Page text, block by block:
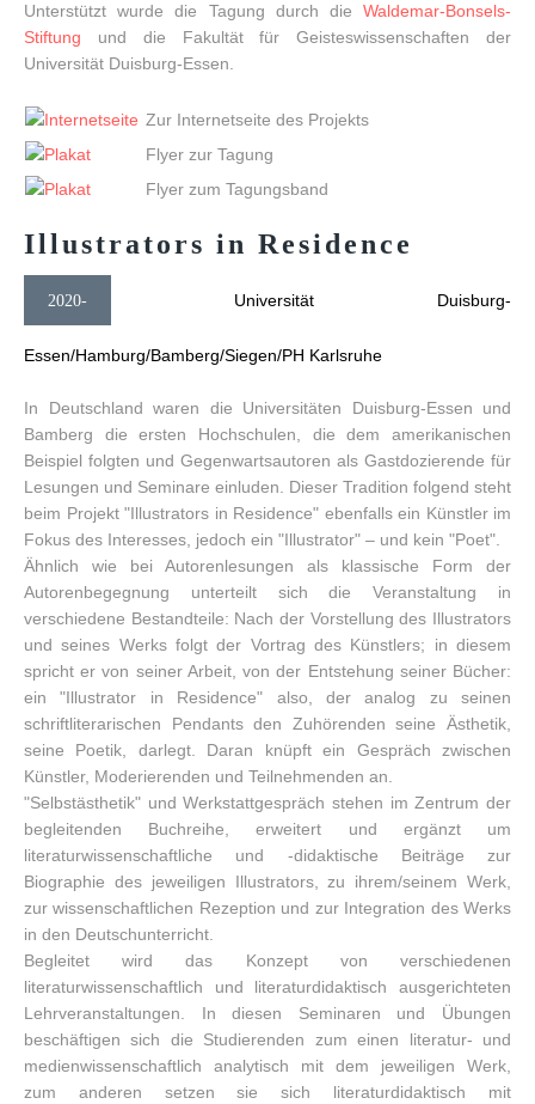
Unterstützt wurde die Tagung durch die Waldemar-Bonsels-
Stiftung und die Fakultät für Geisteswissenschaften der
Universität Duisburg-Essen.
Zur Internetseite des Projekts
Flyer zur Tagung
Flyer zum Tagungsband
Illustrators in Residence
2020- Universität Duisburg-
Essen/Hamburg/Bamberg/Siegen/PH Karlsruhe
In Deutschland waren die Universitäten Duisburg-Essen und
Bamberg die ersten Hochschulen, die dem amerikanischen
Beispiel folgten und Gegenwartsautoren als Gastdozierende für
Lesungen und Seminare einluden. Dieser Tradition folgend steht
beim Projekt "Illustrators in Residence" ebenfalls ein Künstler im
Fokus des Interesses, jedoch ein "Illustrator" – und kein "Poet".
Ähnlich wie bei Autorenlesungen als klassische Form der
Autorenbegegnung unterteilt sich die Veranstaltung in
verschiedene Bestandteile: Nach der Vorstellung des Illustrators
und seines Werks folgt der Vortrag des Künstlers; in diesem
spricht er von seiner Arbeit, von der Entstehung seiner Bücher:
ein "Illustrator in Residence" also, der analog zu seinen
schriftliterarischen Pendants den Zuhörenden seine Ästhetik,
seine Poetik, darlegt. Daran knüpft ein Gespräch zwischen
Künstler, Moderierenden und Teilnehmenden an.
"Selbstästhetik" und Werkstattgespräch stehen im Zentrum der
begleitenden Buchreihe, erweitert und ergänzt um
literaturwissenschaftliche und -didaktische Beiträge zur
Biographie des jeweiligen Illustrators, zu ihrem/seinem Werk,
zur wissenschaftlichen Rezeption und zur Integration des Werks
in den Deutschunterricht.
Begleitet wird das Konzept von verschiedenen
literaturwissenschaftlich und literaturdidaktisch ausgerichteten
Lehrveranstaltungen. In diesen Seminaren und Übungen
beschäftigen sich die Studierenden zum einen literatur- und
medienwissenschaftlich analytisch mit dem jeweiligen Werk,
zum anderen setzen sie sich literaturdidaktisch mit